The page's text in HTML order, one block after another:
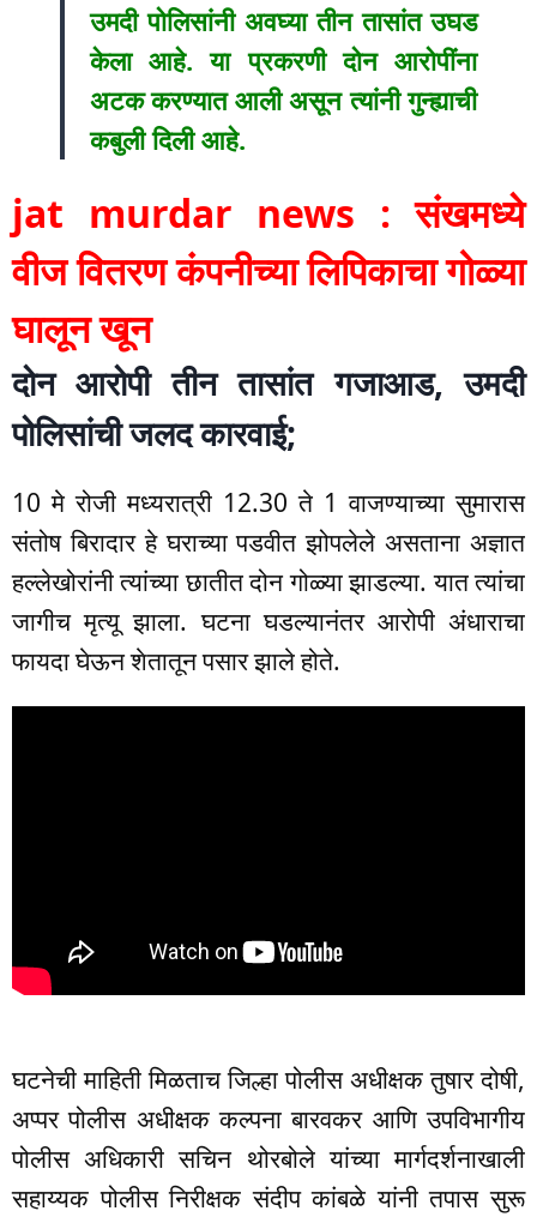
उमदी पोलिसांनी अवघ्या तीन तासांत उघड
केला आहे. या प्रकरणी दोन आरोपींना
अटक करण्यात आली असून त्यांनी गुन्ह्याची
कबुली दिली आहे.
jat murdar news : संखमध्ये
वीज वितरण कंपनीच्या लिपिकाचा गोळ्या
घालून खून
दोन आरोपी तीन तासांत गजाआड, उमदी
पोलिसांची जलद कारवाई;
10 मे रोजी मध्यरात्री 12.30 ते 1 वाजण्याच्या सुमारास
संतोष बिरादार हे घराच्या पडवीत झोपलेले असताना अज्ञात
हल्लेखोरांनी त्यांच्या छातीत दोन गोळ्या झाडल्या. यात त्यांचा
जागीच मृत्यू झाला. घटना घडल्यानंतर आरोपी अंधाराचा
फायदा घेऊन शेतातून पसार झाले होते.
घटनेची माहिती मिळताच जिल्हा पोलीस अधीक्षक तुषार दोषी,
अप्पर पोलीस अधीक्षक कल्पना बारवकर आणि उपविभागीय
पोलीस अधिकारी सचिन थोरबोले यांच्या मार्गदर्शनाखाली
सहाय्यक पोलीस निरीक्षक संदीप कांबळे यांनी तपास सुरू